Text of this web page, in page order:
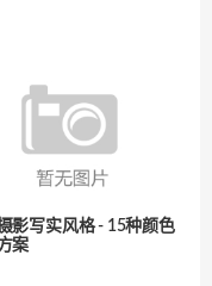
影写实风格 - 15种颜色
案